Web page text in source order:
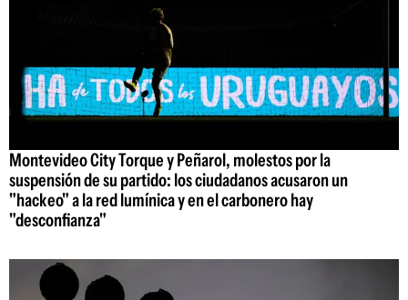
Montevideo City Torque y Peñarol, molestos por la
suspensión de su partido: los ciudadanos acusaron un
"hackeo" a la red lumínica y en el carbonero hay
"desconfianza"